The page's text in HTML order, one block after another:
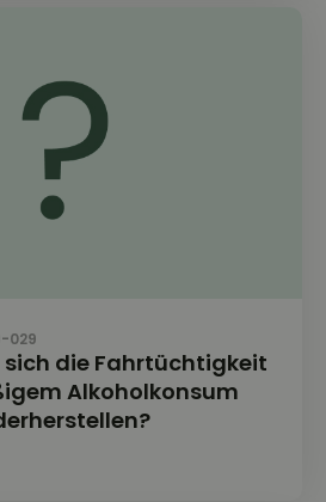
029
die Fahrtüchtigkeit
Alkoholkonsum